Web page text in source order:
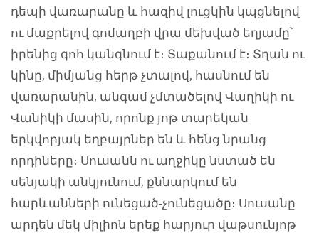
դեպի վառարանը և հազիվ լուցկին կպցնելով
ու մաքրելով գոմաղբի վրա մեխված եղյամը՝
իրենից գոհ կանգնում է։ Տաքանում է։ Տղան ու
կինը, միմյանց հերթ չտալով, հասնում են
վառարանին, անգամ չմտածելով Վաղիկի ու
Վանիկի մասին, որոնք յոթ տարեկան
երկվորյակ եղբայրներ են և հենց նրանց
որդիները։ Սուսանն ու աղջիկը նստած են
սենյակի անկյունում, քննարկում են
հարևանների ունեցած-չունեցածը։ Սուսանը
արդեն մեկ միլիոն երեք հարյուր վաթսունյոթ